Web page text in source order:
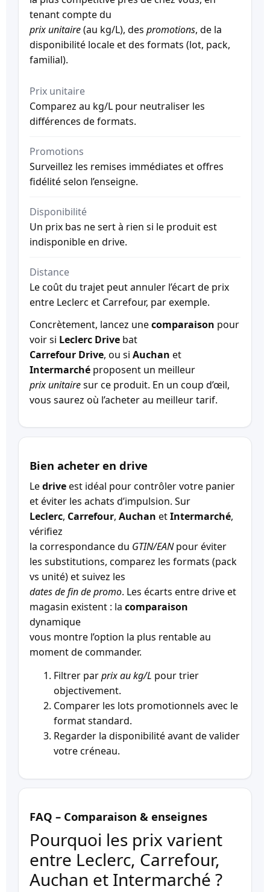
tenant compte du
prix unitaire(au kg/L), des promotions, de la
disponibilité locale et des formats (lot, pack,
familial).
Prix unitaire
Comparez au kg/L pour neutraliser les
différences de formats.
Promotions
Surveillez les remises immédiates et offres
fidélité selon l’enseigne.
Disponibilité
Un prix bas ne sert à rien si le produit est
indisponible en drive.
Distance
Le coût du trajet peut annuler l’écart de prix
entre Leclerc et Carrefour, par exemple.
Concrètement, lancez unecomparaison pour
voir si Leclerc Drive bat
Carrefour Drive, ou si Auchan et
Intermarché proposent un meilleur
prix unitairesur ce produit. En un coup d’œil,
vous saurez où l’acheter au meilleur tarif.
Bien acheter en drive
Ledriveest idéal pour contrôler votre panier
et éviter les achats d’impulsion. Sur
Leclerc, Carrefour, Auchan etIntermarché,
vérifiez
la correspondance du GTIN/EANpour éviter
les substitutions, comparez les formats (pack
vs unité) et suivez les
dates de fin de promo. Les écarts entre drive et
magasin existent : la comparaison
dynamique
vous montre l’option la plus rentable au
moment de commander.
Filtrer parprix au kg/L pour trier
objectivement.
Comparer les lots promotionnels avec le
format standard.
Regarder la disponibilité avant de valider
votre créneau.
FAQ – Comparaison & enseignes
Pourquoi les prix varient
entre Leclerc, Carrefour,
Auchan et Intermarché ?